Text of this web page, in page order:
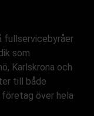
fullservicebyråer
som
Karlskrona och
till både
över hela